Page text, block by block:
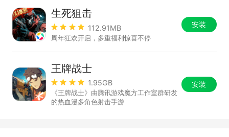
生死狙击
112.91MB
周年狂欢开启，多重福利惊喜不停
安装
王牌战士
1.95GB
《王牌战士》由腾讯游戏魔方工作室群研发
的热血漫多角色射击手游
安装